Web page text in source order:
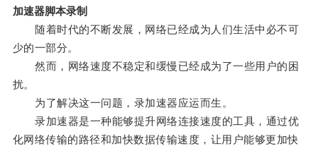
加速器脚本录制
随着时代的不断发展，网络已经成为人们生活中必不可
少的一部分。
然而，网络速度不稳定和缓慢已经成为了一些用户的困
扰。
为了解决这一问题，录加速器应运而生。
录加速器是一种能够提升网络连接速度的工具，通过优
化网络传输的路径和加快数据传输速度，让用户能够更加快